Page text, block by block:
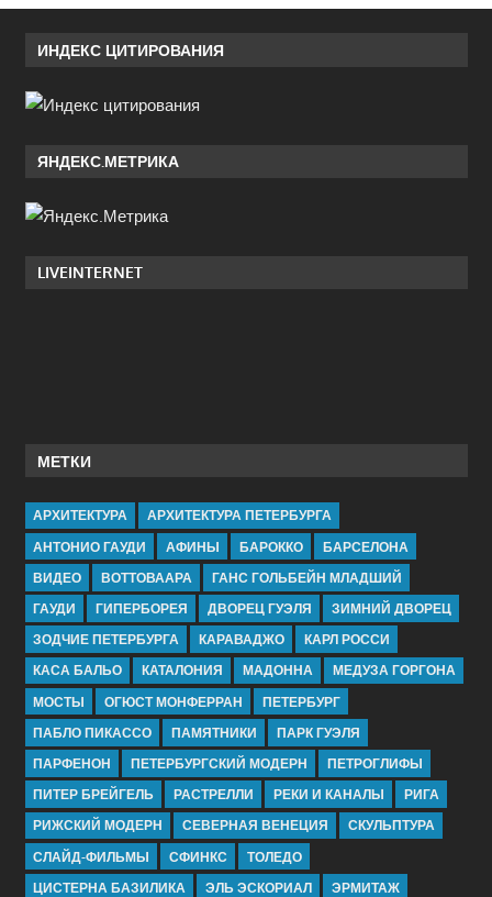
ИНДЕКС ЦИТИРОВАНИЯ
ЯНДЕКС.МЕТРИКА
LIVEINTERNET
МЕТКИ
АРХИТЕКТУРА
АРХИТЕКТУРА ПЕТЕРБУРГА
АНТОНИО ГАУДИ
АФИНЫ БАРОККО
БАРСЕЛОНА
ВИДЕО
ВОТТОВААРА
ГАНС ГОЛЬБЕЙН МЛАДШИЙ
ГАУДИ
ГИПЕРБОРЕЯ ДВОРЕЦ ГУЭЛЯ
ЗИМНИЙ ДВОРЕЦ
ЗОДЧИЕ ПЕТЕРБУРГА
КАРАВАДЖО
КАРЛ РОССИ
КАСА БАЛЬО
КАТАЛОНИЯ МАДОННА
МЕДУЗА ГОРГОНА
МОСТЫ
ОГЮСТ МОНФЕРРАН
ПЕТЕРБУРГ
ПАБЛО ПИКАССО
ПАМЯТНИКИ
ПАРК ГУЭЛЯ
ПАРФЕНОН
ПЕТЕРБУРГСКИЙ МОДЕРН
ПЕТРОГЛИФЫ
ПИТЕР БРЕЙГЕЛЬ
РАСТРЕЛЛИ РЕКИ И КАНАЛЫ
РИГА
РИЖСКИЙ МОДЕРН
СЕВЕРНАЯ ВЕНЕЦИЯ
СКУЛЬПТУРА
СЛАЙД-ФИЛЬМЫ
СФИНКС
ТОЛЕДО
ЦИСТЕРНА БАЗИЛИКА
ЭЛЬ ЭСКОРИАЛ ЭРМИТАЖ